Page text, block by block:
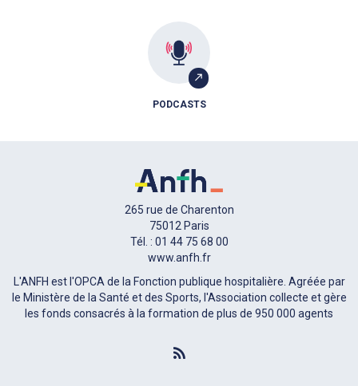
PODCASTS
265 rue de Charenton
75012 Paris
Tél. : 01 44 75 68 00
www.anfh.fr
L'ANFH est l'OPCA de la Fonction publique hospitalière. Agréée par
le Ministère de la Santé et des Sports, l'Association collecte et gère
les fonds consacrés à la formation de plus de 950 000 agents